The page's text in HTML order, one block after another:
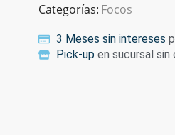
Categorías: Focos
3 Meses sin intereses
Pick-upen sucursal sin